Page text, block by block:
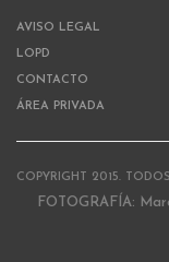
AVISO LEGAL
LOPD
CONTACTO
ÁREA PRIVADA
COPYRIGHT 2015.
FOTOGRAFÍA: